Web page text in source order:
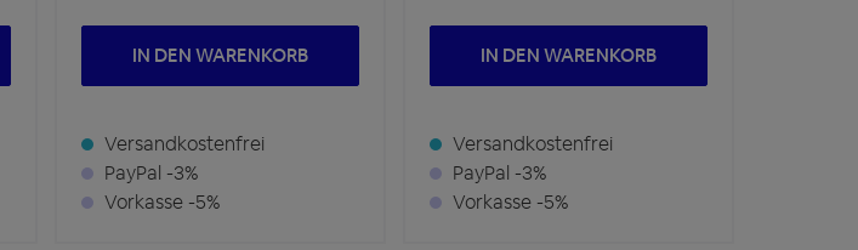
IN DEN WARENKORB
Versandkostenfrei
PayPal -3%
Vorkasse -5%
IN DEN WARENKORB
Versandkostenfrei
PayPal -3%
Vorkasse -5%